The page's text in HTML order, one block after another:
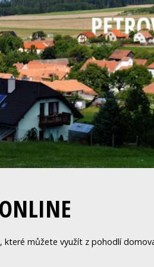
ONLINE
které můžete využít z pohodlí